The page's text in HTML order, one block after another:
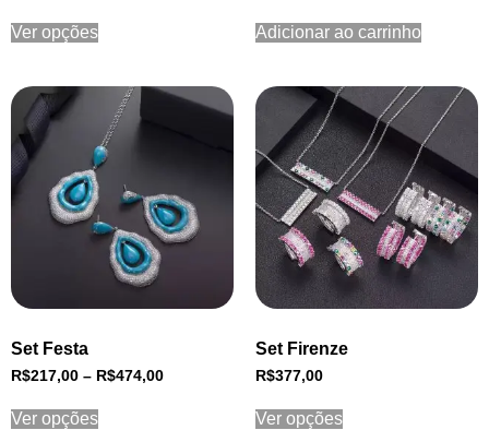
Ver opções Adicionar ao carrinho
Set Festa
R$217,00 – R$474,00
Ver opções
Set Firenze
R$377,00
Ver opções